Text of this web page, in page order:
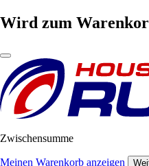
Wird zum
Zwischensumme
Meinen Warenkorb anzeigen